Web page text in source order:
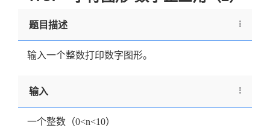
题目描述
输入一个整数打印数字图形。
输入
一个整数（0<n<10）